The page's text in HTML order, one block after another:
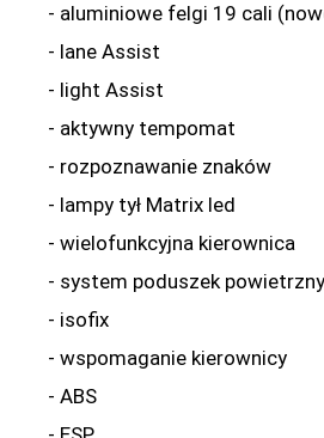
- aluminiowe felgi 19 cali
- lane Assist
- light Assist
- aktywny tempomat
- rozpoznawanie znaków
- lampy tył Matrix led
- wielofunkcyjna kierownica
- system poduszek
- isofix
- wspomaganie kierownicy
- ABS